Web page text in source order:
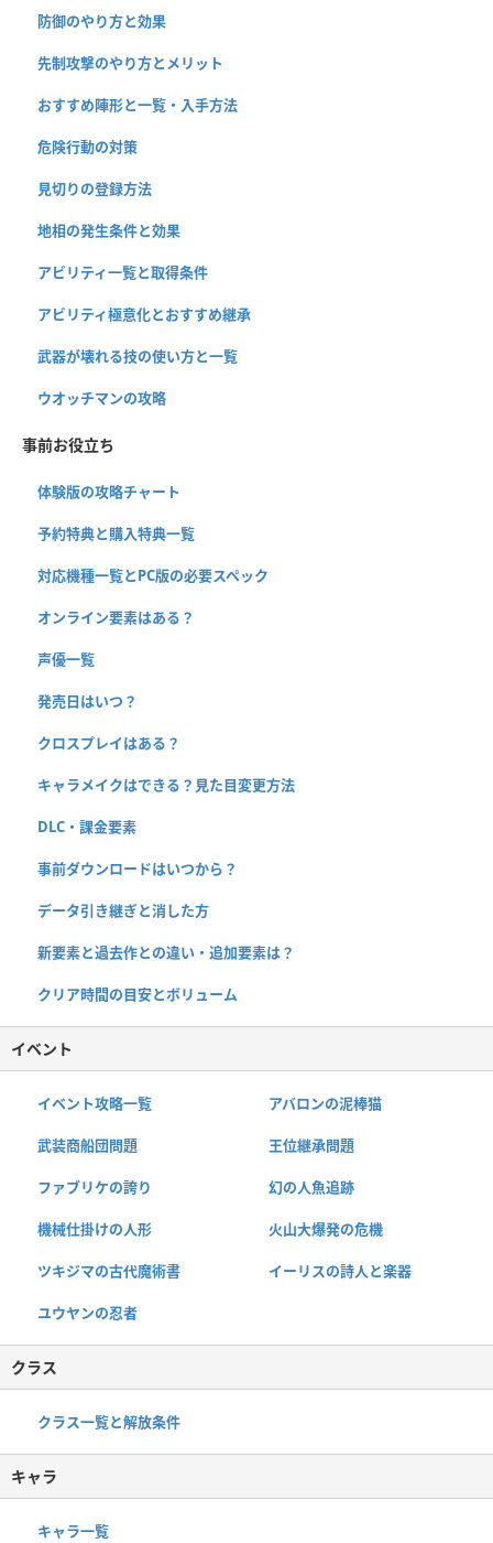
防御のやり方と効果
先制攻撃のやり方とメリット
おすすめ陣形と一覧・入手方法
危険行動の対策
見切りの登録方法
地相の発生条件と効果
アビリティ一覧と取得条件
アビリティ極意化とおすすめ継承
武器が壊れる技の使い方と一覧
ウオッチマンの攻略
事前お役立ち
体験版の攻略チャート
予約特典と購入特典一覧
対応機種一覧とPC版の必要スペック
オンライン要素はある？
声優一覧
発売日はいつ？
クロスプレイはある？
キャラメイクはできる？見た目変更方法
DLC・課金要素
事前ダウンロードはいつから？
データ引き継ぎと消した方
新要素と過去作との違い・追加要素は？
クリア時間の目安とボリューム
イベント
イベント攻略一覧 アバロンの泥棒猫
武装商船団問題 王位継承問題
ファブリケの誇り 幻の人魚追跡
機械仕掛けの人形 火山大爆発の危機
ツキジマの古代魔術書 イーリスの詩人と楽器
ユウヤンの忍者
クラス
クラス一覧と解放条件
キャラ
キャラ一覧